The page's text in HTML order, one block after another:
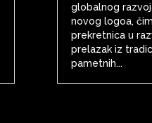
globalnog
novog logoa,
prekretnica u
prelazak iz
pametnih...